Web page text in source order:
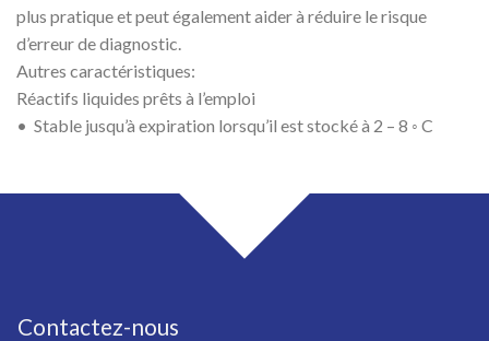
plus pratique et peut également aider à réduire le risque
d’erreur de diagnostic.
Autres caractéristiques:
Réactifs liquides prêts à l’emploi
• Stable jusqu’à expiration lorsqu’il est stocké à 2 – 8 ◦ C
Contactez-nous